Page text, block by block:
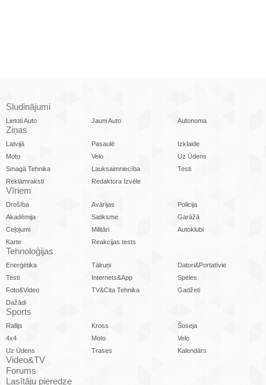
Sludinājumi
Lietoti Auto Jauni Auto Autonoma
Ziņas
Latvijā Pasaulē
Izklaide
Moto
Velo
Uz Ūdens
Smagā Tehnika
Lauksaimniecība
Testi
Reklāmraksti
Redaktora Izvēle
Vīriem
Drošība Avārijas
Policija
Akadēmija
Satiksme
Garāžā
Ceļojumi
Militāri
Autoklubi
Karte
Reakcijas tests
Tehnoloģijas
Enerģētika Tālruņi
Datori&Portatīvie
Testi
Internets&App
Spēles
Foto&Video
TV&Cita Tehnika
Gadžeti
Dažādi
Sports
Rallijs Kross
Šoseja
4x4
Moto
Velo
Uz Ūdens
Trases Kalendārs
Video&TV
Forums
Lasītāju pieredze